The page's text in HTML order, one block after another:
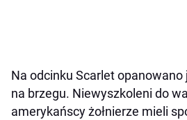
Na odcinku Scarlet opanowano
na brzegu. Niewyszkoleni do
amerykańscy żołnierze mieli